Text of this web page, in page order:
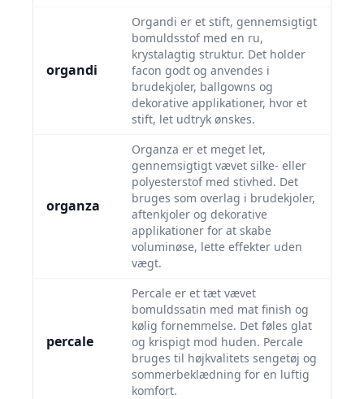
organdi
Organdi er et stift, gennemsigtigt
bomuldsstof med en ru,
krystalagtig struktur. Det holder
facon godt og anvendes i
brudekjoler, ballgowns og
dekorative applikationer, hvor et
stift, let udtryk ønskes.
organza
Organza er et meget let,
gennemsigtigt vævet silke- eller
polyesterstof med stivhed. Det
bruges som overlag i brudekjoler,
aftenkjoler og dekorative
applikationer for at skabe
voluminøse, lette effekter uden
vægt.
percale
Percale er et tæt vævet
bomuldssatin med mat finish og
kølig fornemmelse. Det føles glat
og krispigt mod huden. Percale
bruges til højkvalitets sengetøj og
sommerbeklædning for en luftig
komfort.